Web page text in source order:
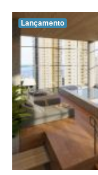
Lançamento